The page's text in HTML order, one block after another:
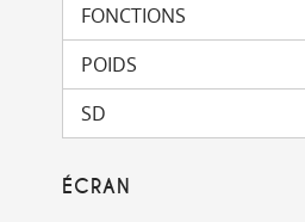
FONCTIONS
POIDS
SD
ÉCRAN